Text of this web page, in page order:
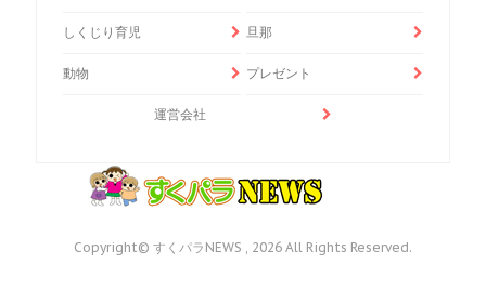
しくじり育児 旦那
動物 プレゼント
運営会社
Copyright© すくパラNEWS , 2026 All Rights Reserved.